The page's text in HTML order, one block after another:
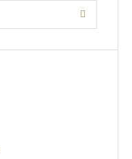
Search